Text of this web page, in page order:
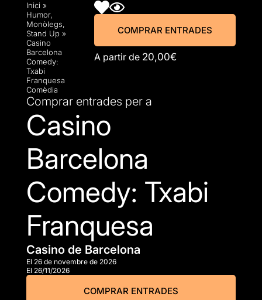
Inici »
Humor,
Monòlegs,
Stand Up »
Casino
Barcelona
Comedy:
Txabi
Franquesa
Comèdia
A partir de 20,00€
COMPRAR ENTRADES
Comprar entrades per a
Casino
Barcelona
Comedy: Txabi
Franquesa
Casino de Barcelona
El 26 de novembre de 2026
El 26/11/2026
COMPRAR ENTRADES